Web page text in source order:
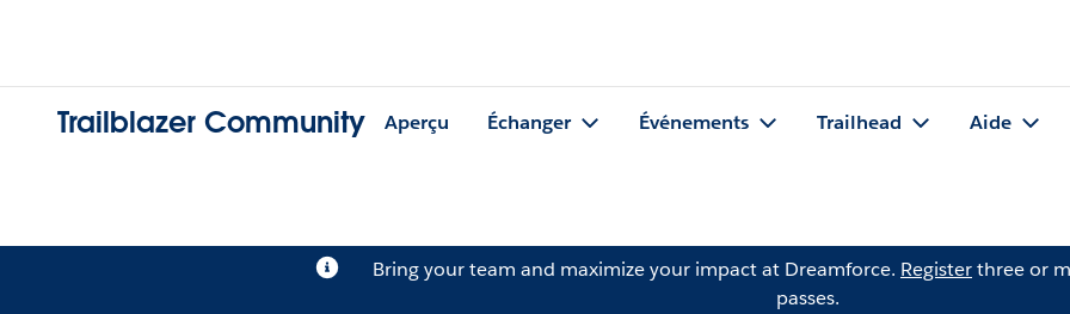
Trailblazer Community Aperçu Échanger Événements Trailhead Aide
Bring your team and maximize your impact at Dreamforce. Registerthree or
passes.